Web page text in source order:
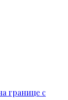
границе с